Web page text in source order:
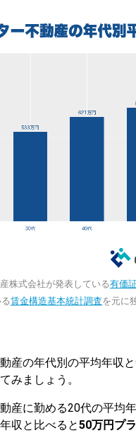
株式会社が発表している有価
賃金構造基本統計調査を元に
産の年代別の平均年収
みましょう。
産に勤める20代の平均
収と比べると50万円プ